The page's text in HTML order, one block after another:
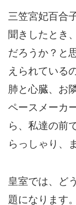
三笠宮妃百合
聞きしたとき
だろうか？と
えられている
肺と心臓、お
ペースメーカ
ら、私達の前
らっしゃり、
皇室では、ど
題になります。